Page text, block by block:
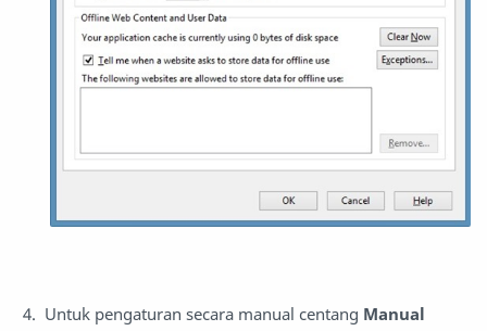
Untuk pengaturan secara manual centang Manual